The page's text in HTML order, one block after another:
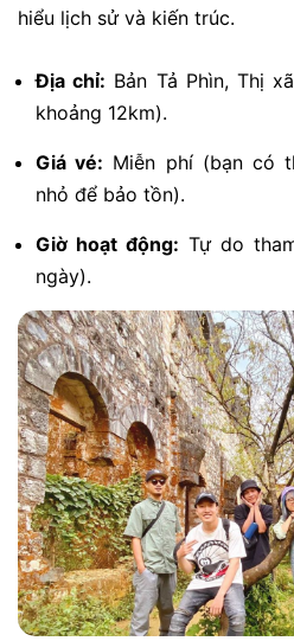
hiểu lịch sử và kiến trúc.
Địa chỉ: Bản Tả Phìn, Thị
khoảng 12km).
Giá vé: Miễn phí (bạn có
nhỏ để bảo tồn).
Giờ hoạt động: Tự do
ngày).